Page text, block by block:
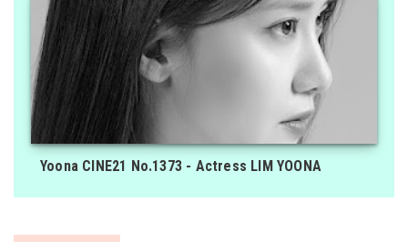
Yoona CINE21 No.1373 - Actress LIM YOONA